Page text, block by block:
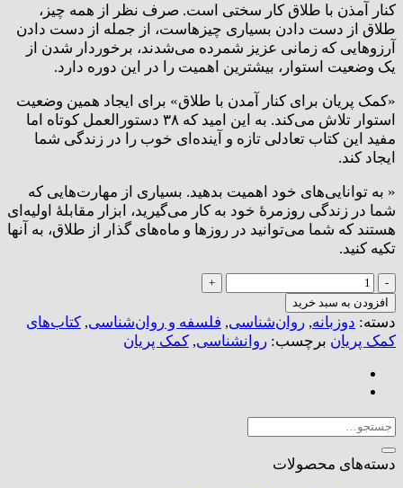
کنار آمذن با طلاق کار سختی است. صرف نظر از همه چیز،
طلاق از دست دادن بسیاری چیزهاست، از جمله از دست دادن
آرزوهایی که زمانی عزیز شمرده می‌شدند، برخوردار شدن از
یک وضعیت استوار، بیشترین اهمیت را در این دوره دارد.
«کمک پریان برای کنار آمدن با طلاق» برای ایجاد همین وضعیت
استوار تلاش می‌کند. به این امید که ۳۸ دستورالعمل کوتاه اما
مفید این کتاب تعادلی تازه و آینده‌ای خوب را در زندگی شما
ایجاد کند.
« به توانایی‌های خود اهمیت بدهید. بسیاری از مهارت‌هایی که
شما در زندگی روزمرهٔ خود به کار می‌گیرید، ابزار مقابلهٔ اولیه‌ای
هستند که شما می‌توانید در روزها و ماه‌های گذار از طلاق، به آنها
تکیه کنید.
کمک
پریان:
برای
کنار
با
طلاق
عدد
افزودن به سبد خرید
دسته: دوزبانه, روان‌شناسی, فلسفه و روان‌شناسی, کتاب‌های
کمک پریان برچسب: روانشناسی, کمک پریان
جستجو
برای:
دسته‌های محصولات